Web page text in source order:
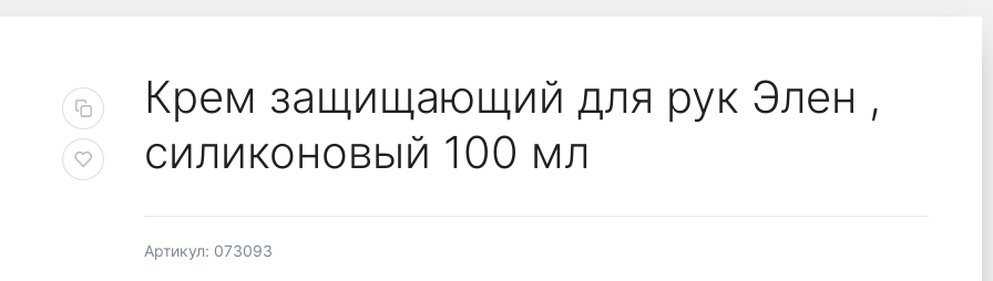
Крем защищающий для рук Элен ,
силиконовый 100 мл
Артикул: 073093